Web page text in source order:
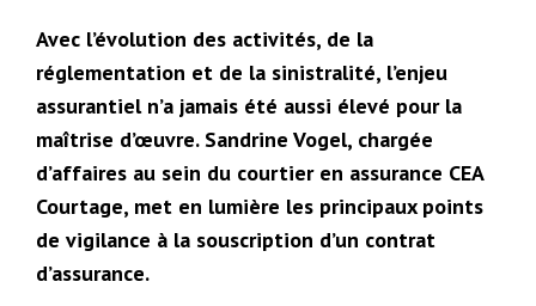
Avec l’évolution des activités, de la
réglementation et de la sinistralité, l’enjeu
assurantiel n’a jamais été aussi élevé pour la
maîtrise d’œuvre. Sandrine Vogel, chargée
d’affaires au sein du courtier en assurance CEA
Courtage, met en lumière les principaux points
de vigilance à la souscription d’un contrat
d’assurance.